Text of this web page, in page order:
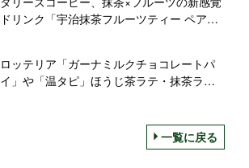
ドリンク「宇治抹茶フルーツティー ペア&
ロッテリア「ガーナミルクチョコレートパ
イ」や「温タピ」ほうじ茶ラテ・抹茶ラテ
一覧に戻る